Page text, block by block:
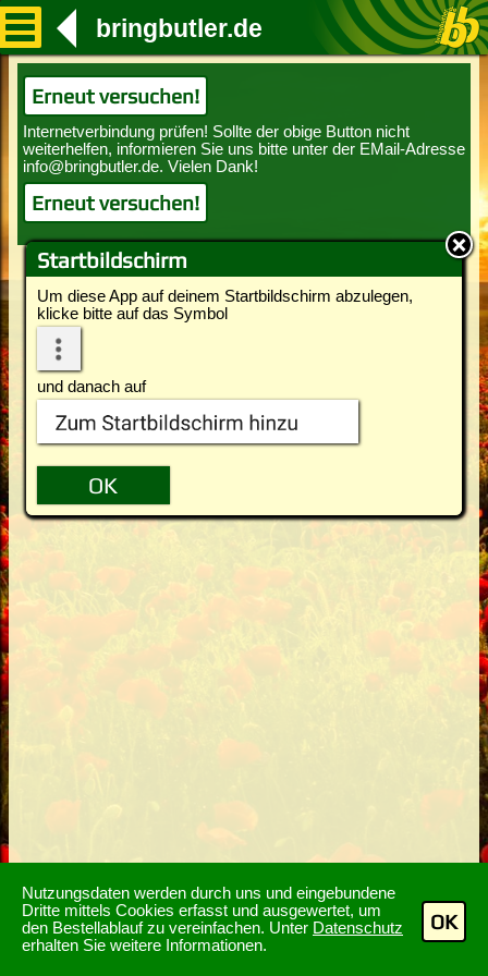
Nutzungsdaten werden durch uns und eingebundene
Dritte mittels Cookies erfasst und ausgewertet, um
den Bestellablauf zu vereinfachen. Unter Datenschutz
erhalten Sie weitere Informationen.
OK
Startbildschirm
Um diese App auf deinem Startbildschirm abzulegen,
klicke bitte auf das Symbol
und danach auf
bringbutler.de
Erneut versuchen!
Erneut versuchen!